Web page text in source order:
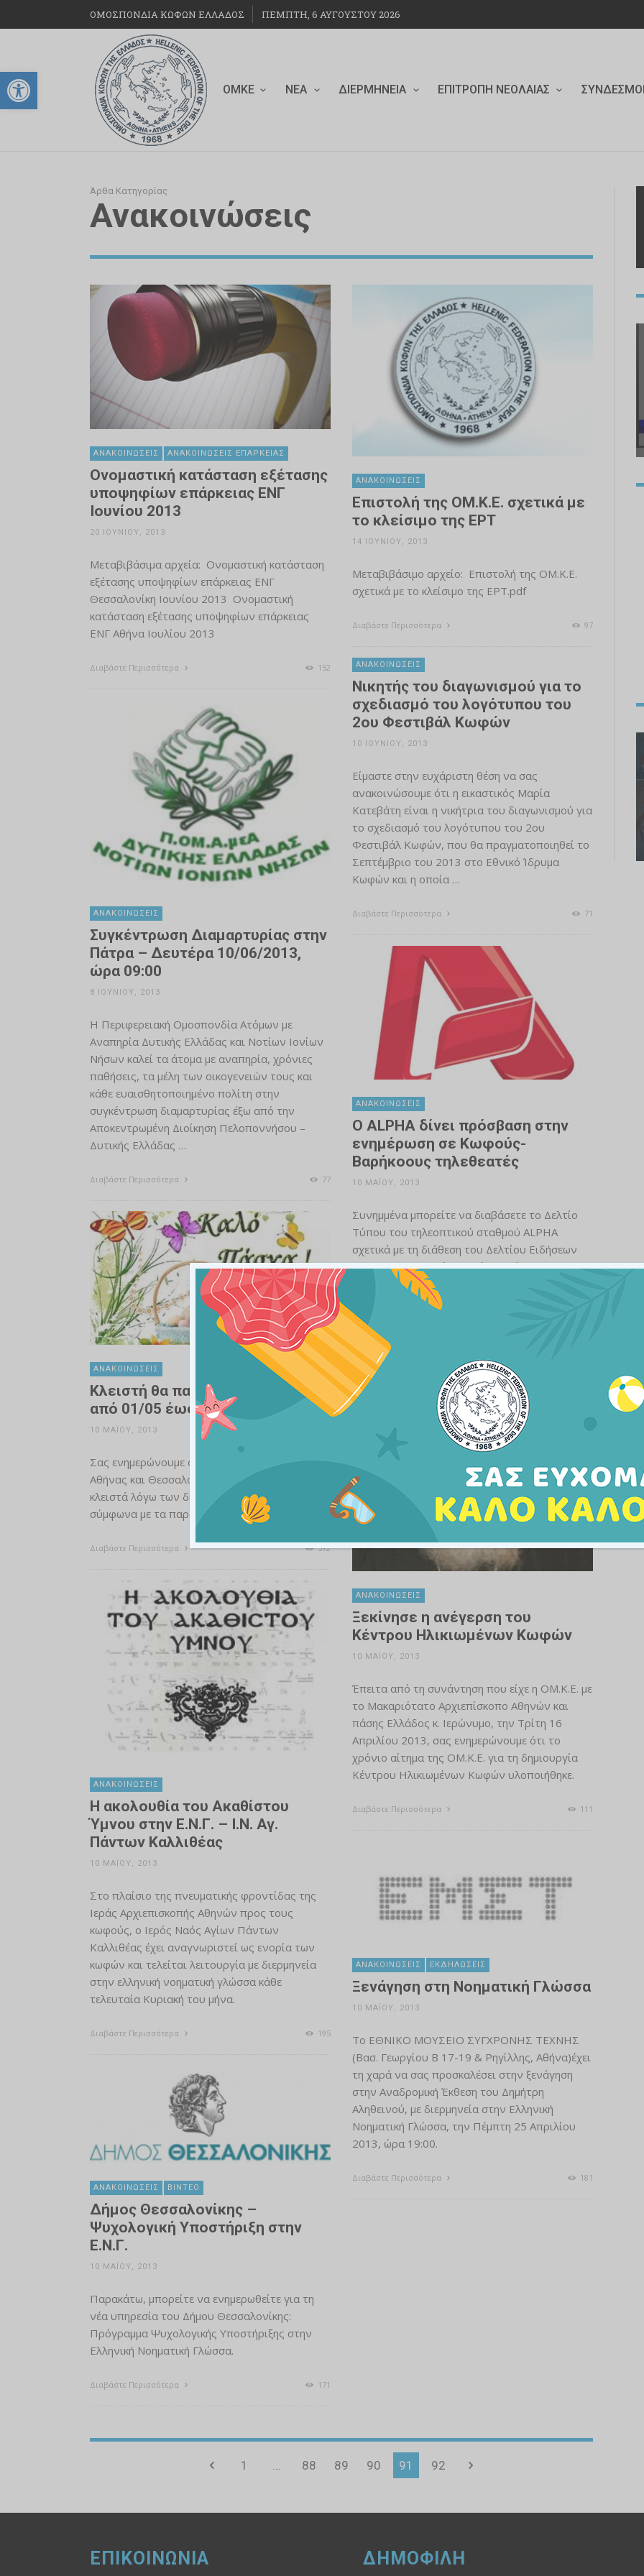
Ανοίξτε τη γραμμή εργαλείων
ΟΜΟΣΠΟΝΔΙΑ ΚΩΦΩΝ ΕΛΛΑΔΟΣ ΠΈΜΠΤΗ, 6 ΑΥΓΟΎΣΤΟΥ 2026
ΟΜΚΕ ΝΈΑ ΔΙΕΡΜΗΝΕΊΑ ΕΠΙΤΡΟΠΉ ΝΕΟΛΑΊΑΣ
Άρθα Κατηγορίας
Ανακοινώσεις
ΑΝΑΚΟΙΝΏΣΕΙΣ ΑΝΑΚΟΙΝΏΣΕΙΣ ΕΠΆΡΚΕΙΑΣ
Ονομαστική κατάσταση εξέτασης
υποψηφίων επάρκειας ΕΝΓ
Ιουνίου 2013
20 ΙΟΥΝΊΟΥ, 2013
Μεταβιβάσιμα αρχεία: Ονομαστική κατάσταση
εξέτασης υποψηφίων επάρκειας ΕΝΓ
Θεσσαλονίκη Ιουνίου 2013 Ονομαστική
κατάσταση εξέτασης υποψηφίων επάρκειας
ΕΝΓ Αθήνα Ιουλίου 2013
Διαβάστε Περισσότερα 152
ΑΝΑΚΟΙΝΏΣΕΙΣ
Επιστολή της ΟΜ.Κ.Ε. σχετικά με
το κλείσιμο της ΕΡΤ
14 ΙΟΥΝΊΟΥ, 2013
Μεταβιβάσιμo αρχείo: Επιστολή της ΟΜ.Κ.Ε.
σχετικά με το κλείσιμο της ΕΡΤ.pdf
Διαβάστε Περισσότερα 97
ΑΝΑΚΟΙΝΏΣΕΙΣ
Νικητής του διαγωνισμού για το
σχεδιασμό του λογότυπου του
2ου Φεστιβάλ Κωφών
10 ΙΟΥΝΊΟΥ, 2013
Είμαστε στην ευχάριστη θέση να σας
ανακοινώσουμε ότι η εικαστικός Μαρία
Κατεβάτη είναι η νικήτρια του διαγωνισμού για
το σχεδιασμό του λογότυπου του 2ου
Φεστιβάλ Κωφών, που θα πραγματοποιηθεί το
Σεπτέμβριο του 2013 στο Εθνικό Ίδρυμα
Κωφών και η οποία …
Διαβάστε Περισσότερα 71
ΑΝΑΚΟΙΝΏΣΕΙΣ
Συγκέντρωση Διαμαρτυρίας στην
Πάτρα – Δευτέρα 10/06/2013,
ώρα 09:00
8 ΙΟΥΝΊΟΥ, 2013
Η Περιφερειακή Ομοσπονδία Ατόμων με
Αναπηρία Δυτικής Ελλάδας και Νοτίων Ιονίων
Νήσων καλεί τα άτομα με αναπηρία, χρόνιες
παθήσεις, τα μέλη των οικογενειών τους και
κάθε ευαισθητοποιημένο πολίτη στην
συγκέντρωση διαμαρτυρίας έξω από την
Αποκεντρωμένη Διοίκηση Πελοποννήσου –
Δυτικής Ελλάδας …
Διαβάστε Περισσότερα 77
ΑΝΑΚΟΙΝΏΣΕΙΣ
Ο ALPHA δίνει πρόσβαση στην
ενημέρωση σε Κωφούς-
Βαρήκοους τηλεθεατές
10 ΜΑΪ́ΟΥ, 2013
Συνημμένα μπορείτε να διαβάσετε το Δελτίο
Τύπου του τηλεοπτικού σταθμού ALPHA
σχετικά με τη διάθεση του Δελτίου Ειδήσεων
στη Νοηματική Γλώσσα, μέσα από το Web TV
του, από τη Δευτέρα 13 Μαΐου 2013.
Διαβάστε Περισσότερα
ΑΝΑΚΟΙΝΏΣΕΙΣ
Κλειστή θα παραμείνει η ΟΜ.Κ.Ε.
από 01/05 έως 07/05 λόγω Πάσχα
10 ΜΑΪ́ΟΥ, 2013
Σας ενημερώνουμε ότι τα γραφεία της ΟΜ.Κ.Ε.
Αθήνας και Θεσσαλονίκης θα παραμείνουν
κλειστά λόγω των διακοπών του Πάσχα,
σύμφωνα με τα παρακάτω:
Διαβάστε Περισσότερα 572
ΑΝΑΚΟΙΝΏΣΕΙΣ
Ξεκίνησε η ανέγερση του
Κέντρου Ηλικιωμένων Κωφών
10 ΜΑΪ́ΟΥ, 2013
Έπειτα από τη συνάντηση που είχε η ΟΜ.Κ.Ε. με
το Μακαριότατο Αρχιεπίσκοπο Αθηνών και
πάσης Ελλάδος κ. Ιερώνυμο, την Τρίτη 16
Απριλίου 2013, σας ενημερώνουμε ότι το
χρόνιο αίτημα της ΟΜ.Κ.Ε. για τη δημιουργία
Κέντρου Ηλικιωμένων Κωφών υλοποιήθηκε.
Διαβάστε Περισσότερα 111
ΑΝΑΚΟΙΝΏΣΕΙΣ
Η ακολουθία του Ακαθίστου
Ύμνου στην Ε.Ν.Γ. – Ι.Ν. Αγ.
Πάντων Καλλιθέας
10 ΜΑΪ́ΟΥ, 2013
Στο πλαίσιο της πνευματικής φροντίδας της
Ιεράς Αρχιεπισκοπής Αθηνών προς τους
κωφούς, ο Ιερός Ναός Αγίων Πάντων
Καλλιθέας έχει αναγνωριστεί ως ενορία των
κωφών και τελείται λειτουργία με διερμηνεία
στην ελληνική νοηματική γλώσσα κάθε
τελευταία Κυριακή του μήνα.
Διαβάστε Περισσότερα 195
ΑΝΑΚΟΙΝΏΣΕΙΣ ΕΚΔΗΛΏΣΕΙΣ
Ξενάγηση στη Νοηματική Γλώσσα
10 ΜΑΪ́ΟΥ, 2013
Το ΕΘΝΙΚΟ ΜΟΥΣΕΙΟ ΣΥΓΧΡΟΝΗΣ ΤΕΧΝΗΣ
(Βασ. Γεωργίου Β 17-19 & Ρηγίλλης, Αθήνα)έχει
τη χαρά να σας προσκαλέσει στην ξενάγηση
στην Αναδρομική Έκθεση του Δημήτρη
Αληθεινού, με διερμηνεία στην Ελληνική
Νοηματική Γλώσσα, την Πέμπτη 25 Απριλίου
2013, ώρα 19:00.
Διαβάστε Περισσότερα 181
ΑΝΑΚΟΙΝΏΣΕΙΣ ΒΊΝΤΕΟ
Δήμος Θεσσαλονίκης –
Ψυχολογική Υποστήριξη στην
Ε.Ν.Γ.
10 ΜΑΪ́ΟΥ, 2013
Παρακάτω, μπορείτε να ενημερωθείτε για τη
νέα υπηρεσία του Δήμου Θεσσαλονίκης:
Πρόγραμμα Ψυχολογικής Υποστήριξης στην
Ελληνική Νοηματική Γλώσσα.
Διαβάστε Περισσότερα 171
1 88 89 90 91 92
ΕΠΙΚΟΙΝΩΝΙΑ ΔΗΜΟΦΙΛΗ